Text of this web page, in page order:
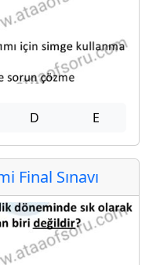
D E
Final Sınavı